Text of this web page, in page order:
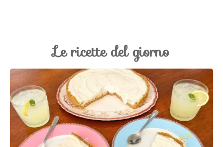
Le ricette del giorno